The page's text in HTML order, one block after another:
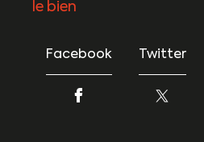
le bien
Facebook Twitter